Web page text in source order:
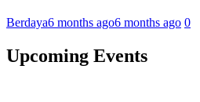
Berdaya6 months ago6 months ago 0
Upcoming Events